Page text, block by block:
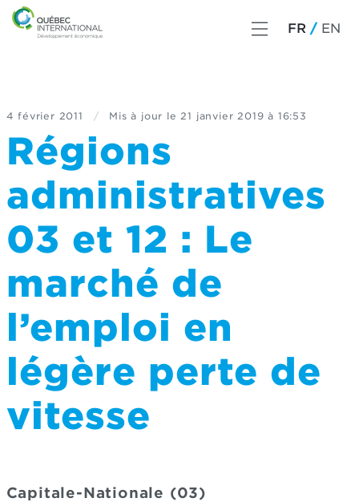
FR EN
4 février 2011 / Mis à jour le 21 janvier 2019 à 16:53
Régions
administratives
03 et 12 : Le
marché de
l’emploi en
légère perte de
vitesse
Capitale-Nationale (03)